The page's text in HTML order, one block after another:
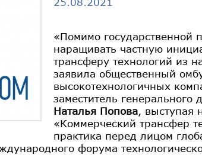
«Помимо государственной
наращивать частную
трансферу технологий из
заявила общественный
высокотехнологичных
заместитель генерального
Наталья Попова, выступая
«Коммерческий трансфер
практика перед лицом
форума